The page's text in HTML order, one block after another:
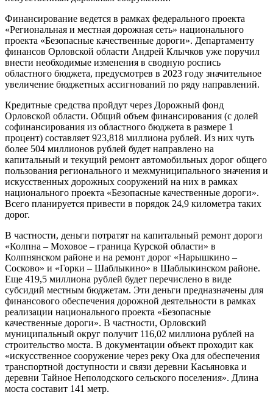
Финансирование ведется в рамках федерального проекта
«Региональная и местная дорожная сеть» национального
проекта «Безопасные качественные дороги». Департаменту
финансов Орловской области Андрей Клычков уже поручил
внести необходимые изменения в сводную роспись
областного бюджета, предусмотрев в 2023 году значительное
увеличение бюджетных ассигнований по ряду направлений.
Кредитные средства пройдут через Дорожный фонд
Орловской области. Общий объем финансирования (с долей
софинансирования из областного бюджета в размере 1
процент) составляет 923,818 миллиона рублей. Из них чуть
более 504 миллионов рублей будет направлено на
капитальный и текущий ремонт автомобильных дорог общего
пользования регионального и межмуниципального значения и
искусственных дорожных сооружений на них в рамках
национального проекта «Безопасные качественные дороги».
Всего планируется привести в порядок 24,9 километра таких
дорог.
В частности, деньги потратят на капитальный ремонт дороги
«Колпна – Моховое – граница Курской области» в
Колпнянском районе и на ремонт дорог «Нарышкино –
Сосково» и «Горки – Шаблыкино» в Шаблыкинском районе.
Еще 419,5 миллиона рублей будет перечислено в виде
субсидий местным бюджетам. Эти деньги предназначены для
финансового обеспечения дорожной деятельности в рамках
реализации национального проекта «Безопасные
качественные дороги». В частности, Орловский
муниципальный округ получит 116,02 миллиона рублей на
строительство моста. В документации объект проходит как
«искусственное сооружение через реку Ока для обеспечения
транспортной доступности и связи деревни Касьяновка и
деревни Тайное Неполодского сельского поселения». Длина
моста составит 141 метр.